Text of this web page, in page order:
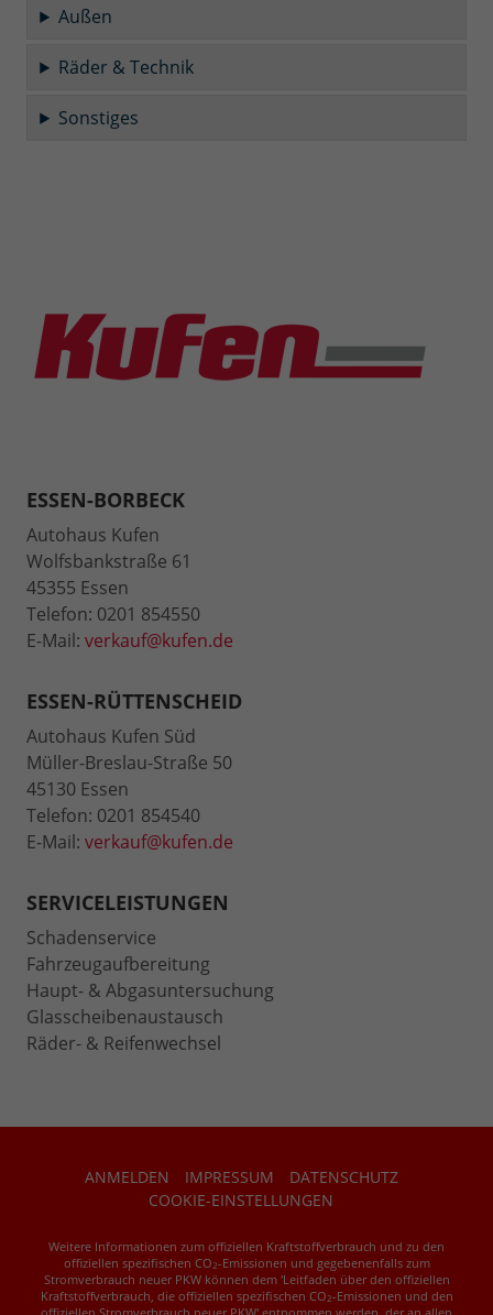
Außen
Räder & Technik
Sonstiges
ESSEN-BORBECK
Autohaus Kufen
Wolfsbankstraße 61
45355 Essen
Telefon: 0201 854550
E-Mail: verkauf@kufen.de
ESSEN-RÜTTENSCHEID
Autohaus Kufen Süd
Müller-Breslau-Straße 50
45130 Essen
Telefon: 0201 854540
E-Mail: verkauf@kufen.de
SERVICELEISTUNGEN
Schadenservice
Fahrzeugaufbereitung
Haupt- & Abgasuntersuchung
Glasscheibenaustausch
Räder- & Reifenwechsel
ANMELDEN IMPRESSUM
DATENSCHUTZ
COOKIE-EINSTELLUNGEN
Weitere Informationen zum offiziellen Kraftstoffverbrauch und zu den
offiziellen spezifischen CO2-Emissionen und gegebenenfalls zum
Stromverbrauch neuer PKW können dem 'Leitfaden über den offiziellen
Kraftstoffverbrauch, die offiziellen spezifischen CO2-Emissionen und den